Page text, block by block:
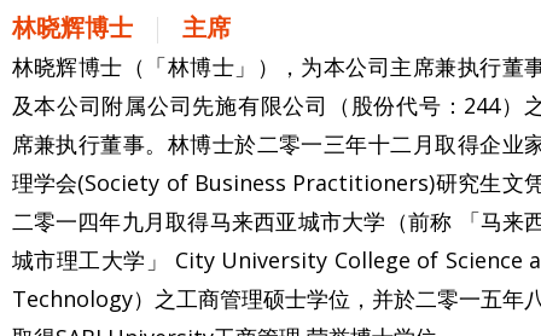
林晓辉博士 主席
林晓辉博士（「林博士」），为本公司主席兼执行董
及本公司附属公司先施有限公司（股份代号：244）
席兼执行董事。林博士於二零一三年十二月取得企业
理学会(Society of Business Practitioners)研究生文
二零一四年九月取得马来西亚城市大学（前称 「马来
城市理工大学」 City University College of Science
Technology）之工商管理硕士学位，并於二零一五年